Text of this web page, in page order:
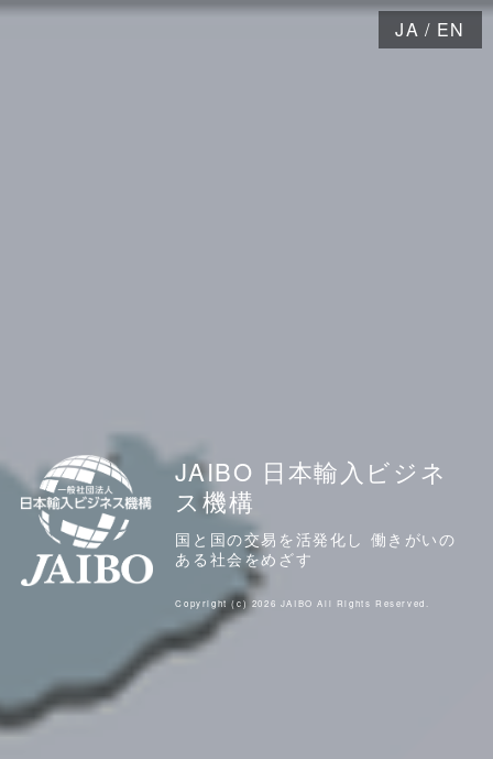
JAIBO 日本輸入ビジネ
ス機構
国と国の交易を活発化し 働きがいの
ある社会をめざす
Copyright (c) 2026 JAIBO All Rights Reserved.
JA / EN